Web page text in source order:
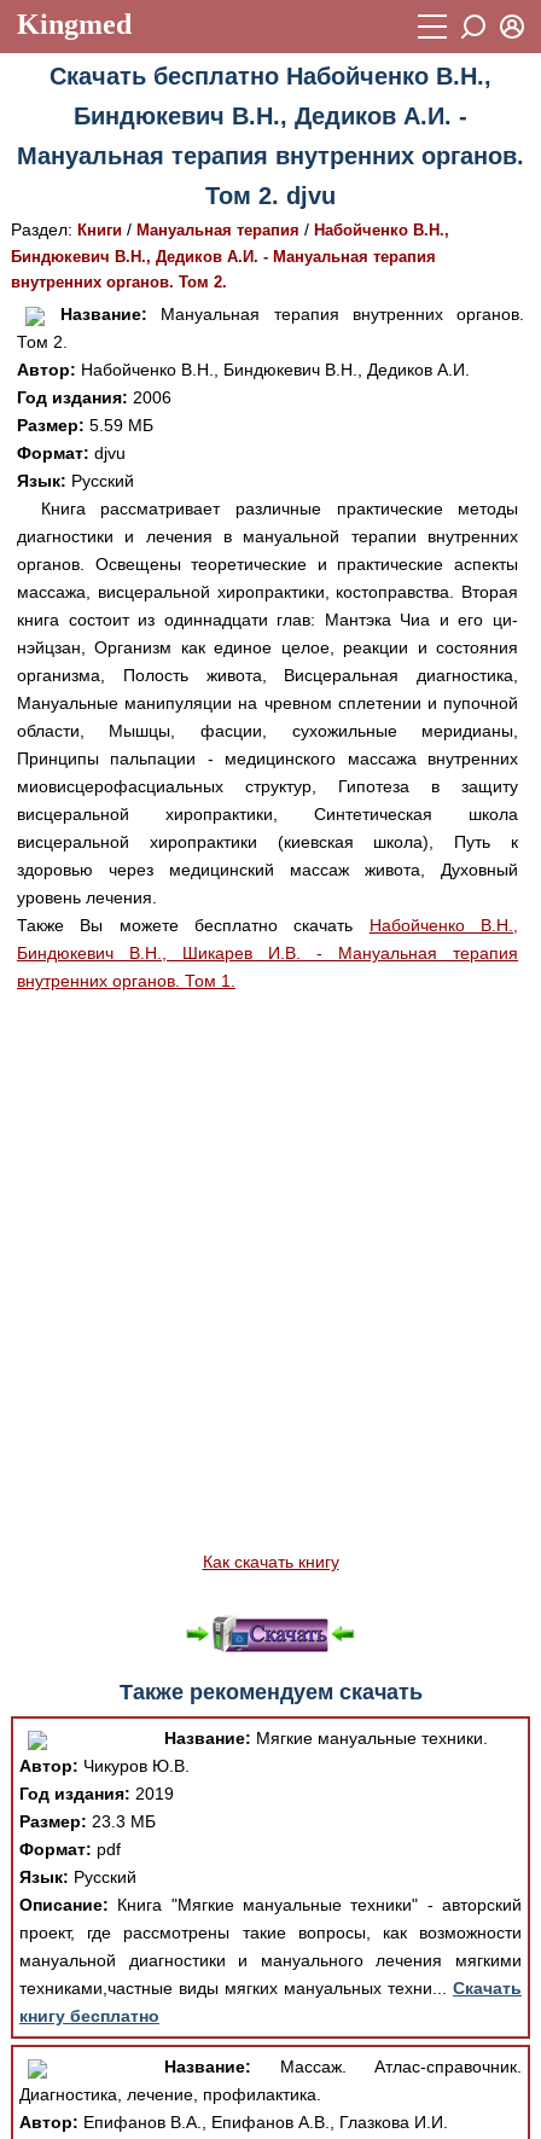
Kingmed
Учебный материал
Видеогалерея 899
Истории болезней 1268
Лекции и презентации
Аккредитационные тесты (6)
Методические рекомендации 1050
Научно-популярное
Статьи
Новости (244)
Медицинская стандартизация
Нормативы экстренной и неотложной помощи
Нормы лабораторных и инструментальных
исследований
Обратная связь
Добавить материал
FAQ
Восстановить пароль
Вход
Скачать бесплатно Набойченко В.Н.,
Биндюкевич В.Н., Дедиков А.И. -
Мануальная терапия внутренних органов.
Том 2. djvu
Раздел: Книги/ Мануальная терапия / Набойченко В.Н.,
Биндюкевич В.Н., Дедиков А.И. - Мануальная терапия
внутренних органов. Том 2.
Название: Мануальная терапия внутренних органов.
Том 2.
Автор: Набойченко В.Н., Биндюкевич В.Н., Дедиков А.И.
Год издания: 2006
Размер: 5.59 МБ
Формат: djvu
Язык: Русский
Книга рассматривает различные практические методы
диагностики и лечения в мануальной терапии внутренних
органов. Освещены теоретические и практические аспекты
массажа, висцеральной хиропрактики, костоправства. Вторая
книга состоит из одиннадцати глав: Мантэка Чиа и его ци-
нэйцзан, Организм как единое целое, реакции и состояния
организма, Полость живота, Висцеральная диагностика,
Мануальные манипуляции на чревном сплетении и пупочной
области, Мышцы, фасции, сухожильные меридианы,
Принципы пальпации - медицинского массажа внутренних
миовисцерофасциальных структур, Гипотеза в защиту
висцеральной хиропрактики, Синтетическая школа
висцеральной хиропрактики (киевская школа), Путь к
здоровью через медицинский массаж живота, Духовный
уровень лечения.
Также Вы можете бесплатно скачать Набойченко В.Н.,
Биндюкевич В.Н., Шикарев И.В. - Мануальная терапия
внутренних органов. Том 1.
Как скачать книгу
Также рекомендуем скачать
Название: Мягкие мануальные техники.
Автор: Чикуров Ю.В.
Год издания: 2019
Размер: 23.3 МБ
Формат: pdf
Язык: Русский
Описание: Книга "Мягкие мануальные техники" - авторский
проект, где рассмотрены такие вопросы, как возможности
мануальной диагностики и мануального лечения мягкими
техниками,частные виды мягких мануальных техни...Скачать
книгу бесплатно
Название: Массаж. Атлас-справочник.
Диагностика, лечение, профилактика.
Автор: Епифанов В.А., Епифанов А.В., Глазкова И.И.